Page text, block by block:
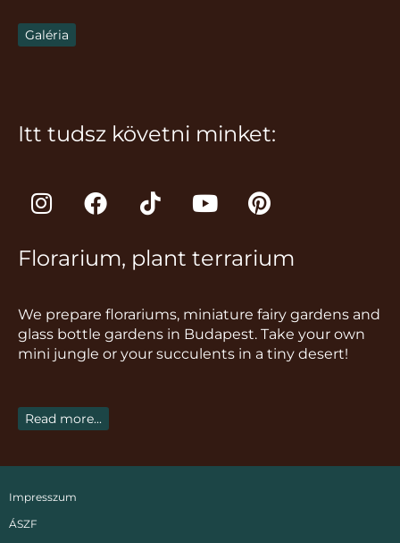
Galéria
Itt tudsz követni minket:
I
n
t
g
r
a
F
a
e
o
o
k
T
i
t
k
Y
o
t
b
e
P
i
t
r
e
s
Florarium, plant terrarium
We prepare florariums, miniature fairy gardens and
glass bottle gardens in Budapest. Take your own
mini jungle or your succulents in a tiny desert!
Read more...
Impresszum
ÁSZF